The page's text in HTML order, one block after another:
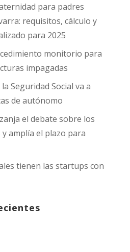
para padres
requisitos, cálculo y
para 2025
monitorio para
impagadas
Seguridad Social va a
de autónomo
el debate sobre los
amplía el plazo para
tienen las startups con